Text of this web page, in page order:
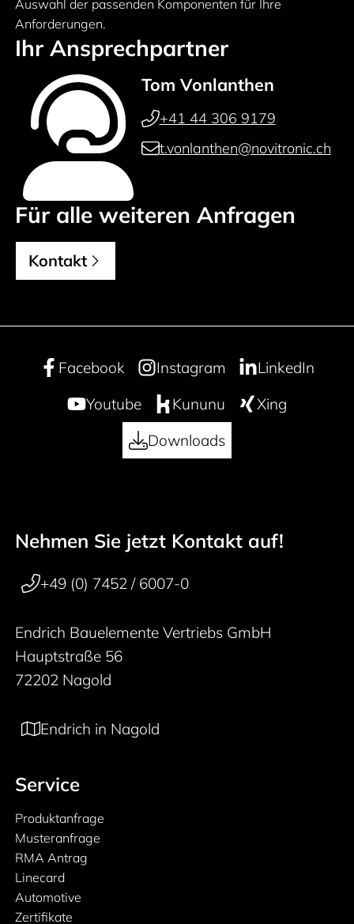
Auswahl der passenden Komponenten für Ihre
Anforderungen.
Ihr Ansprechpartner
Tom Vonlanthen
+41 44 306 9179
t.vonlanthen@novitronic.ch
Für alle weiteren Anfragen
Kontakt
Facebook Instagram
LinkedIn
Youtube
Kununu
Xing
Downloads
50 years
Footer navigation
Nehmen Sie jetzt Kontakt auf!
+49 (0) 7452 / 6007-0
Endrich Bauelemente Vertriebs GmbH
Hauptstraße 56
72202 Nagold
Endrich in Nagold
Service
Produktanfrage
Musteranfrage
RMA Antrag
Linecard
Automotive
Zertifikate